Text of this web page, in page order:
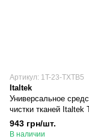
Артикул: 1T-23-TXTB5
Italtek
Универсальное
чистки тканей Italtek
Boss 5.3 кг
943 грн/шт.
В наличии